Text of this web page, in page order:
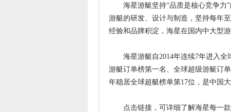
海星游艇坚持“品质是核心竞争力”
游艇的研发、设计与制造，坚持每年
经验和品牌积淀，海星在国内中大型
海星游艇自2014年连续7年进入全
游艇订单榜第一名、全球超级游艇订
年稳居全球超艇榜单第17位，是中国
点击链接，可详细了解海星每一款